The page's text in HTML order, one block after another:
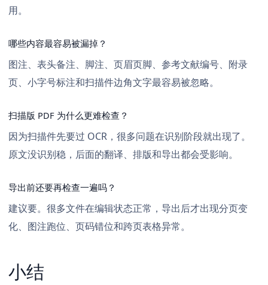
用。
哪些内容最容易被漏掉？
图注、表头备注、脚注、页眉页脚、参考文献编号、附录
页、小字号标注和扫描件边角文字最容易被忽略。
扫描版 PDF 为什么更难检查？
因为扫描件先要过 OCR，很多问题在识别阶段就出现了。
原文没识别稳，后面的翻译、排版和导出都会受影响。
导出前还要再检查一遍吗？
建议要。很多文件在编辑状态正常，导出后才出现分页变
化、图注跑位、页码错位和跨页表格异常。
小结